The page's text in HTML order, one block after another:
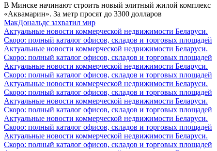
В Минске начинают строить новый элитный жилой комплекс
«Аквамарин». За метр просят до 3300 долларов
МакДональдс захватил мир
Актуальные новости коммерческой недвижимости Беларуси.
Скоро: полный каталог офисов, складов и торговых площадей
Актуальные новости коммерческой недвижимости Беларуси.
Скоро: полный каталог офисов, складов и торговых площадей
Актуальные новости коммерческой недвижимости Беларуси.
Скоро: полный каталог офисов, складов и торговых площадей
Актуальные новости коммерческой недвижимости Беларуси.
Скоро: полный каталог офисов, складов и торговых площадей
Актуальные новости коммерческой недвижимости Беларуси.
Скоро: полный каталог офисов, складов и торговых площадей
Актуальные новости коммерческой недвижимости Беларуси.
Скоро: полный каталог офисов, складов и торговых площадей
Актуальные новости коммерческой недвижимости Беларуси.
Скоро: полный каталог офисов, складов и торговых площадей